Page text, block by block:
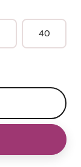
40